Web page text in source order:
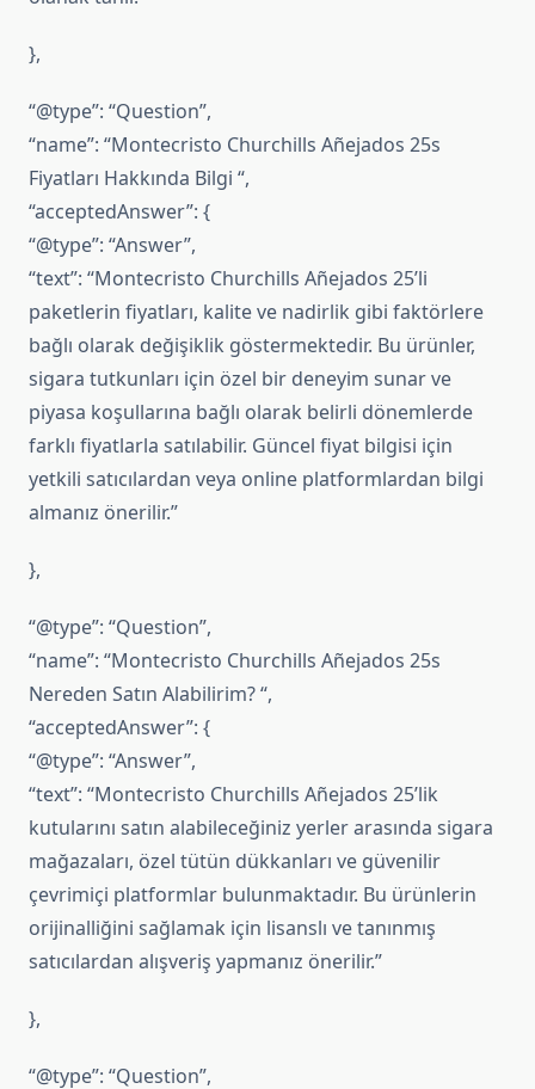
},
“@type”: “Question”,
“name”: “Montecristo Churchills Añejados 25s
Fiyatları Hakkında Bilgi “,
“acceptedAnswer”: {
“@type”: “Answer”,
“text”: “Montecristo Churchills Añejados 25’li
paketlerin fiyatları, kalite ve nadirlik gibi faktörlere
bağlı olarak değişiklik göstermektedir. Bu ürünler,
sigara tutkunları için özel bir deneyim sunar ve
piyasa koşullarına bağlı olarak belirli dönemlerde
farklı fiyatlarla satılabilir. Güncel fiyat bilgisi için
yetkili satıcılardan veya online platformlardan bilgi
almanız önerilir.”
},
“@type”: “Question”,
“name”: “Montecristo Churchills Añejados 25s
Nereden Satın Alabilirim? “,
“acceptedAnswer”: {
“@type”: “Answer”,
“text”: “Montecristo Churchills Añejados 25’lik
kutularını satın alabileceğiniz yerler arasında sigara
mağazaları, özel tütün dükkanları ve güvenilir
çevrimiçi platformlar bulunmaktadır. Bu ürünlerin
orijinalliğini sağlamak için lisanslı ve tanınmış
satıcılardan alışveriş yapmanız önerilir.”
},
“@type”: “Question”,